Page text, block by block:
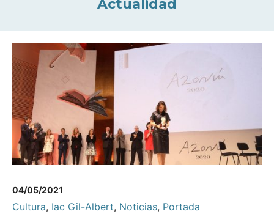
Actualidad
04/05/2021
Cultura, Iac Gil-Albert, Noticias, Portada